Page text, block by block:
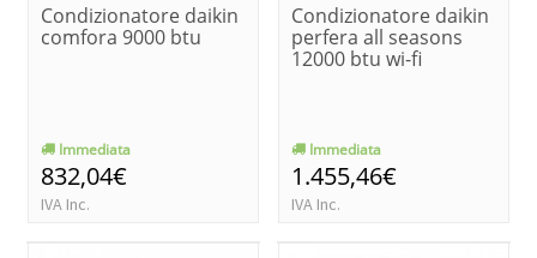
Condizionatore daikin
comfora 9000 btu
Immediata
832,04€
IVA Inc.
Condizionatore daikin
perfera all seasons
12000 btu wi-fi
Immediata
1.455,46€
IVA Inc.